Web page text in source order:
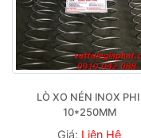
LÒ XO NÉN INOX PHI
10*250MM
Giá: Liên Hệ